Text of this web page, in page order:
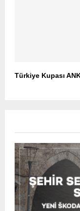
Türkiye Kupası